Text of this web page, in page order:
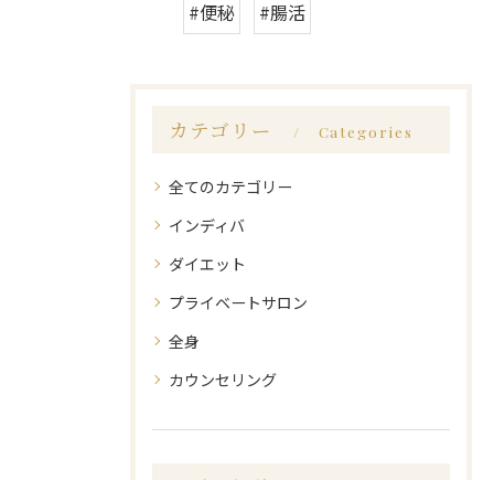
#便秘
#腸活
カテゴリー Categories
全てのカテゴリー
インディバ
ダイエット
プライベートサロン
全身
カウンセリング